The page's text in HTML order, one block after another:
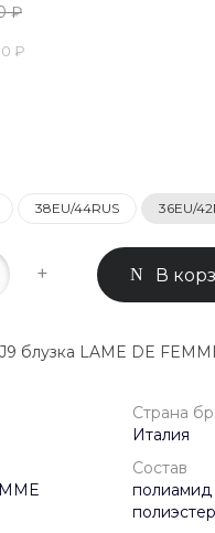
₽
₽
38EU/44RUS 36EU/
+ В
блузка LAME DE
Страна
Италия
Состав
полиамид